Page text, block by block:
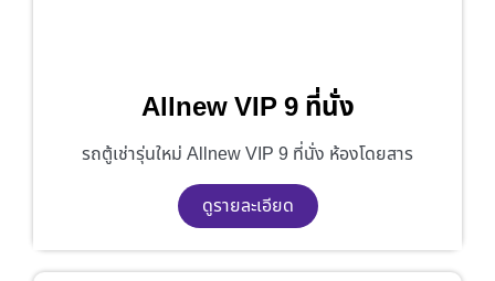
Allnew VIP 9 ที่นั่ง
รถตู้เช่ารุ่นใหม่ Allnew VIP 9 ที่นั่ง ห้องโดยสาร
ดูรายละเอียด